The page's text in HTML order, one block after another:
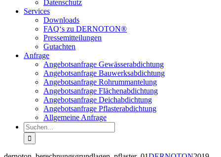
Datenschutz
Services
Downloads
FAQ‘s zu DERNOTON®
Pressemitteilungen
Gutachten
Anfrage
Angebotsanfrage Gewässerabdichtung
Angebotsanfrage Bauwerksabdichtung
Angebotsanfrage Rohrummantelung
Angebotsanfrage Flächenabdichtung
Angebotsanfrage Deichabdichtung
Angebotsanfrage Pflasterabdichtung
Allgemeine Anfrage
Suche
nach: